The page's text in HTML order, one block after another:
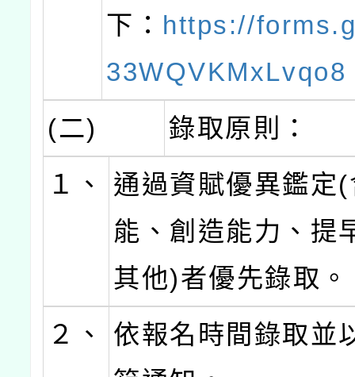
下： https://
33WQVKMxLvqo8
(二)
錄取原則：
１、
通過資賦優異鑑定
能、創造能力、提
其他)者優先錄取。
２、
依報名時間錄取並